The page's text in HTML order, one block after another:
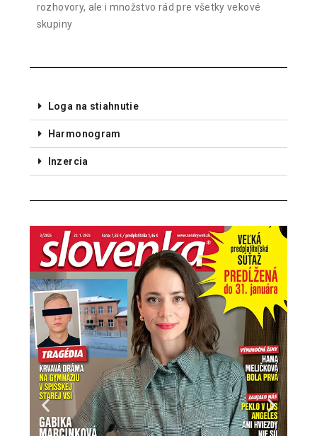
rozhovory, ale i množstvo rád pre všetky vekové
skupiny
Loga na stiahnutie
Harmonogram
Inzercia